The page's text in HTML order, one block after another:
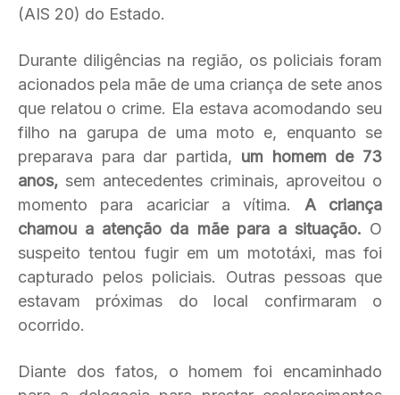
(AIS 20) do Estado.
Durante diligências na região, os policiais foram
acionados pela mãe de uma criança de sete anos
que relatou o crime. Ela estava acomodando seu
filho na garupa de uma moto e, enquanto se
preparava para dar partida, um homem de 73
anos, sem antecedentes criminais, aproveitou o
momento para acariciar a vítima. A criança
chamou a atenção da mãe para a situação. O
suspeito tentou fugir em um mototáxi, mas foi
capturado pelos policiais. Outras pessoas que
estavam próximas do local confirmaram o
ocorrido.
Diante dos fatos, o homem foi encaminhado